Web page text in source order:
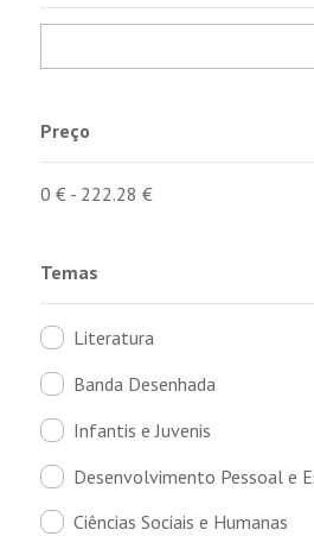
Preço
0 €- 222.28 €
Temas
Literatura
Banda Desenhada
Infantis e Juvenis
Desenvolvimento Pessoal e
Ciências Sociais e Humanas